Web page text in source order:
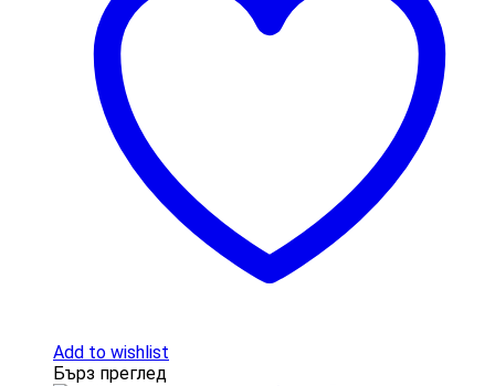
Add to wishlist
Бърз преглед